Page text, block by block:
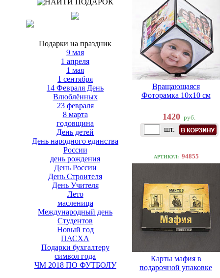
Подарки на праздник
9 мая
1 апреля
1 мая
1 сентября
14 Февраля День
Влюблённых
23 февраля
8 марта
годовщина
День детей
День народного единства
России
день рождения
День России
День Строителя
День Учителя
Лето
масленица
Международный день
Студентов
Новый год
ПАСХА
Подарки бухгалтеру
символ года
ЧМ 2018 ПО ФУТБОЛУ
Вращающаяся
Фоторамка 10х10 см
1420 руб.
шт.
АРТИКУЛ: 94855
Карты мафия в
подарочной упаковке